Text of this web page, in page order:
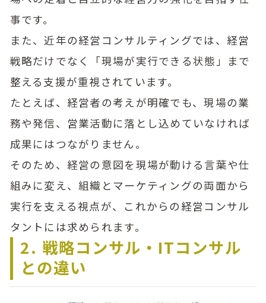
事です。
また、近年の経営コンサルティングでは、経営
戦略だけでなく「現場が実行できる状態」まで
整える支援が重視されています。
たとえば、経営者の考えが明確でも、現場の業
務や発信、営業活動に落とし込めていなければ
成果にはつながりません。
そのため、経営の意図を現場が動ける言葉や仕
組みに変え、組織とマーケティングの両面から
実行を支える視点が、これからの経営コンサル
タントには求められます。
2. 戦略コンサル・ITコンサル
との違い